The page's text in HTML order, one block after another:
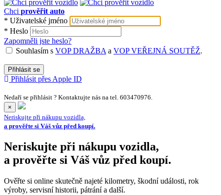
Chci prověřit auto
* Uživatelské jméno
* Heslo
Zapomněli jste heslo?
Souhlasím s VOP DRAŽBA a VOP VEŘEJNÁ SOUTĚŽ.
Přihlásit se
Přihlásit přes Apple ID
Nedaří se přihlásit ? Kontaktujte nás na tel. 603470976.
×
Neriskujte při nákupu vozidla,
a prověřte si Váš vůz před koupí.
Neriskujte při nákupu vozidla,
a prověřte si Váš vůz před koupí.
Ověřte si online skutečně najeté kilometry, škodní události, rok
výroby, servisní historii, pátrání a další.